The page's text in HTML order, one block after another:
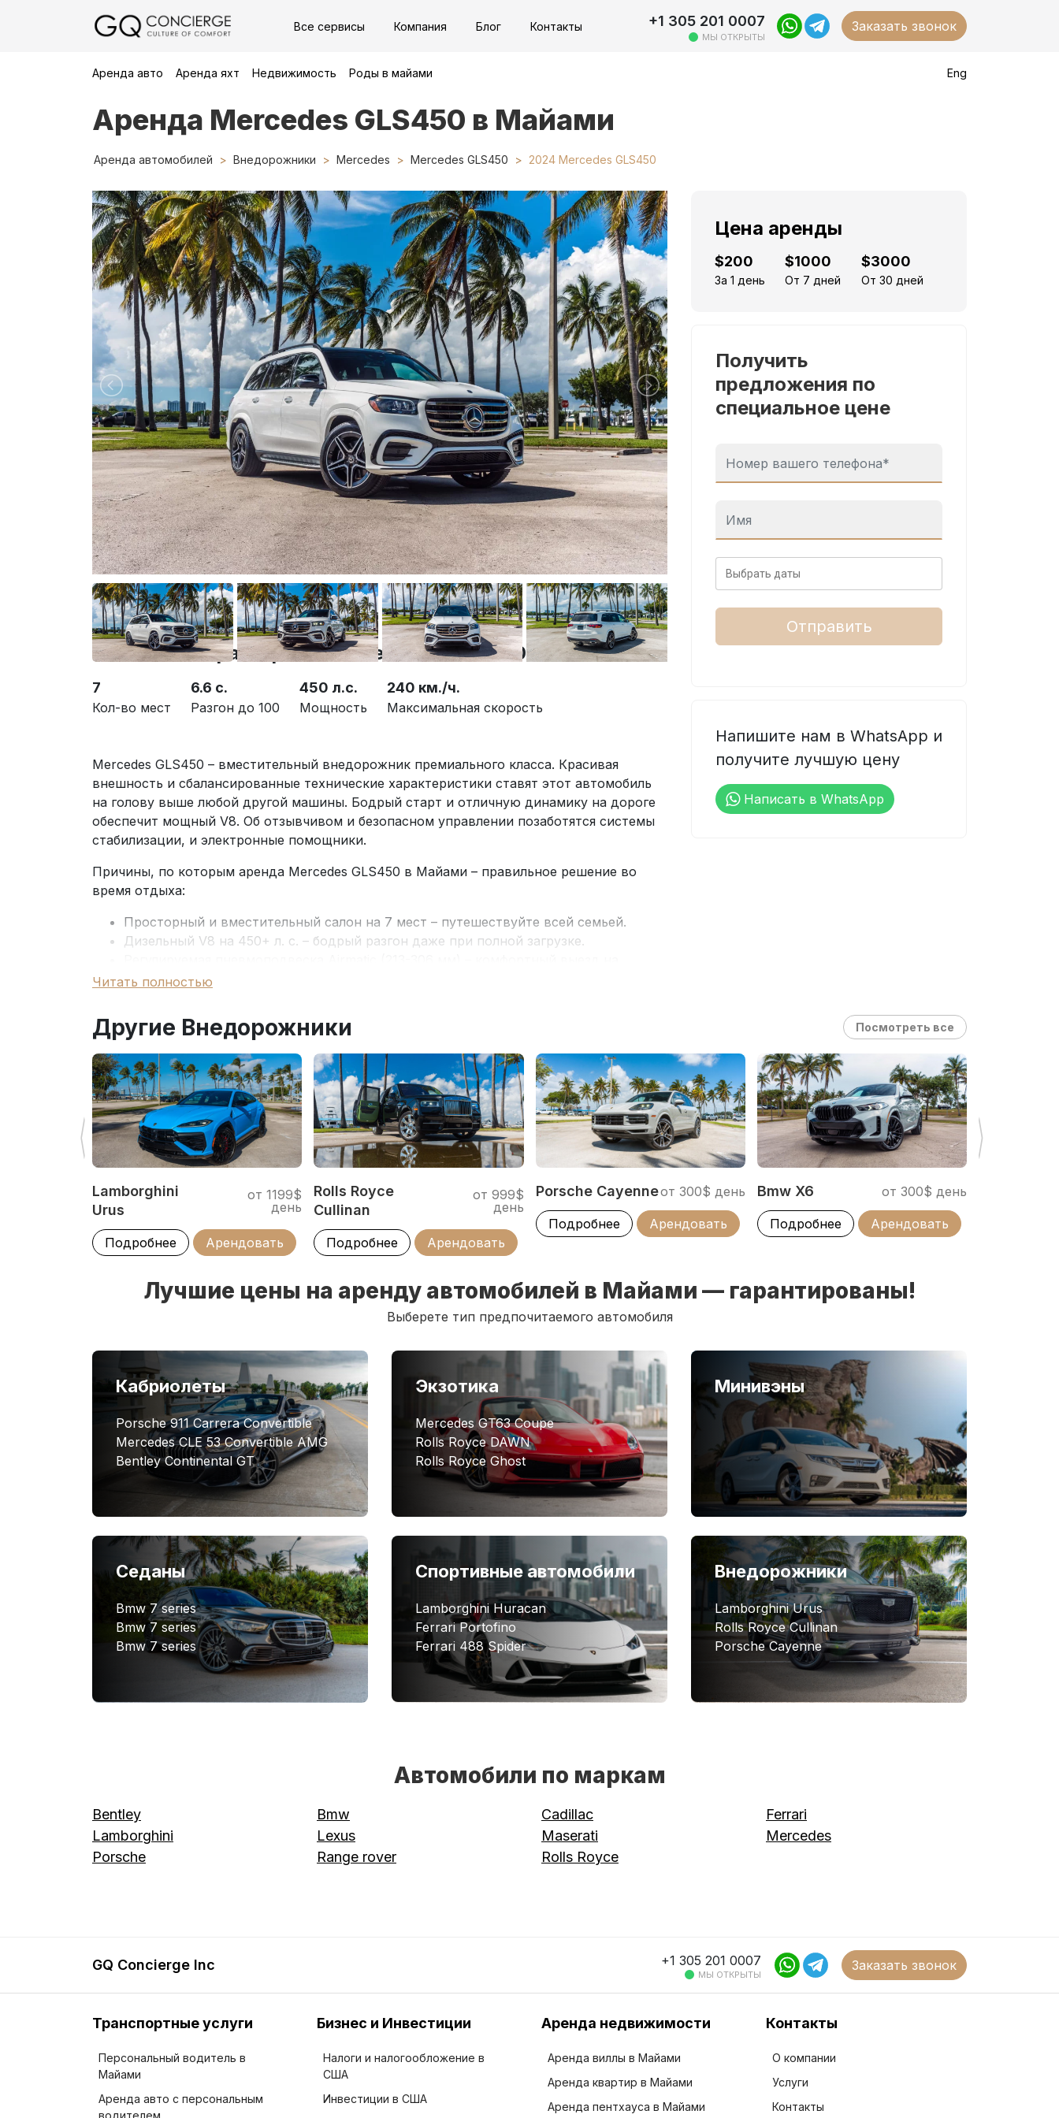
Все сервисы Компания Блог Контакты +1 305 201 0007
МЫ ОТКРЫТЫ
Заказать звонок
Аренда авто Аренда яхт Недвижимость Роды в майами Eng
Аренда Mercedes GLS450 в Майами
Аренда автомобилей Внедорожники Mercedes Mercedes GLS450 2024 Mercedes GLS450
Основные характеристики Mercedes GLS450
7
Кол-во мест
6.6 с.
Разгон до 100
450 л.с.
Мощность
240 км./ч.
Максимальная скорость
Mercedes GLS450 – вместительный внедорожник премиального класса. Красивая
внешность и сбалансированные технические характеристики ставят этот автомобиль
на голову выше любой другой машины. Бодрый старт и отличную динамику на дороге
обеспечит мощный V8. Об отзывчивом и безопасном управлении позаботятся системы
стабилизации, и электронные помощники.
Причины, по которым аренда Mercedes GLS450 в Майами – правильное решение во
время отдыха:
Просторный и вместительный салон на 7 мест – путешествуйте всей семьей.
Дизельный V8 на 450+ л. с. – бодрый разгон даже при полной загрузке.
бездорожье.
все, что нужно.
Многофункциональный руль – удобное управление в один клик
Высокая безопасность – в авто встроен полный пакет подушек безопасности,
включая шторки
Парковочный пилот – даже такой пятиметровый автомобиль парковать легко
Премиальная комплектация не означает, что аренда Mercedes GLS450 в Майами будет
стоить дорого. Наш консьерж сервис гарантирует самую доступную цену проката авто
в городе. При желании, у нас можно выбрать другую вместительную модель
Читать полностью
Цена аренды
$200
За 1 день
$1000
От 7 дней
$3000
От 30 дней
Получить
предложения по
специальное цене
Отправить
Напишите нам в WhatsApp и
получите лучшую цену
Написать в WhatsApp
Другие Внедорожники Посмотреть все
Lamborghini
Urus
от 1199$
день
Подробнее Арендовать
Rolls Royce
Cullinan
от 999$
день
Подробнее Арендовать
Porsche Cayenneот 300$ день
Подробнее Арендовать
Bmw X6 от 300$ день
Подробнее Арендовать
Лучшие цены на аренду автомобилей в Майами — гарантированы!
Выберете тип предпочитаемого автомобиля
Кабриолеты
Porsche 911 Carrera Convertible
Mercedes CLE 53 Convertible AMG
Bentley Continental GT
Экзотика
Mercedes GT63 Coupe
Rolls Royce DAWN
Rolls Royce Ghost
Минивэны
Седаны
Bmw 7 series
Bmw 7 series
Bmw 7 series
Спортивные автомобили
Lamborghini Huracan
Ferrari Portofino
Ferrari 488 Spider
Внедорожники
Lamborghini Urus
Rolls Royce Cullinan
Porsche Cayenne
Автомобили по маркам
Bentley Bmw Cadillac
Ferrari
Lamborghini
Lexus Maserati
Mercedes
Porsche
Range rover Rolls Royce
GQ Concierge Inc +1 305 201 0007
МЫ ОТКРЫТЫ
Заказать звонок
Транспортные услуги
Персональный водитель в
Майами
Аренда авто с персональным
водителем
Бизнес и Инвестиции
Налоги и налогообложение в
США
Инвестиции в США
Аренда недвижимости
Аренда виллы в Майами
Аренда квартир в Майами
Аренда пентхауса в Майами
Контакты
О компании
Услуги
Контакты